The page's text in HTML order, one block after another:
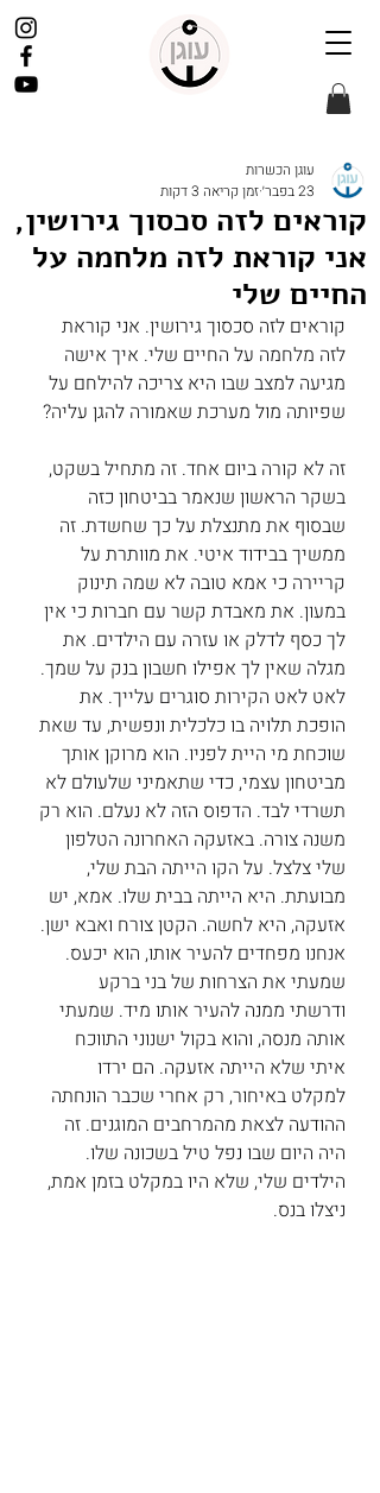
קוראים לזה סכסוך גירושין,
אני קוראת לזה מלחמה על
החיים שלי
עוגן הכשרות
23 בפבר׳
זמן קריאה 3 דקות
קוראים לזה סכסוך גירושין. אני קוראת
לזה מלחמה על החיים שלי. איך אישה
מגיעה למצב שבו היא צריכה להילחם על
שפיותה מול מערכת שאמורה להגן עליה?
זה לא קורה ביום אחד. זה מתחיל בשקט,
בשקר הראשון שנאמר בביטחון כזה
שבסוף את מתנצלת על כך שחשדת. זה
ממשיך בבידוד איטי. את מוותרת על
קריירה כי אמא טובה לא שמה תינוק
במעון. את מאבדת קשר עם חברות כי אין
לך כסף לדלק או עזרה עם הילדים. את
מגלה שאין לך אפילו חשבון בנק על שמך.
לאט לאט הקירות סוגרים עלייך. את
הופכת תלויה בו כלכלית ונפשית, עד שאת
שוכחת מי היית לפניו. הוא מרוקן אותך
מביטחון עצמי, כדי שתאמיני שלעולם לא
תשרדי לבד. הדפוס הזה לא נעלם. הוא רק
משנה צורה. באזעקה האחרונה הטלפון
שלי צלצל. על הקו הייתה הבת שלי,
מבועתת. היא הייתה בבית שלו. אמא, יש
אזעקה, היא לחשה. הקטן צורח ואבא ישן.
אנחנו מפחדים להעיר אותו, הוא יכעס.
שמעתי את הצרחות של בני ברקע
ודרשתי ממנה להעיר אותו מיד. שמעתי
אותה מנסה, והוא בקול ישנוני התווכח
איתי שלא הייתה אזעקה. הם ירדו
למקלט באיחור, רק אחרי שכבר הונחתה
ההודעה לצאת מהמרחבים המוגנים. זה
היה היום שבו נפל טיל בשכונה שלו.
הילדים שלי, שלא היו במקלט בזמן אמת,
ניצלו בנס.